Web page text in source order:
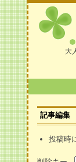
大
記事編集
投稿時